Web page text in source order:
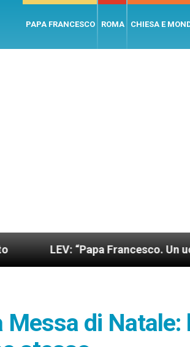
PAPA FRANCESCO ROMA CHIESA E
“Papa Francesco. Un uomo di
Messa di